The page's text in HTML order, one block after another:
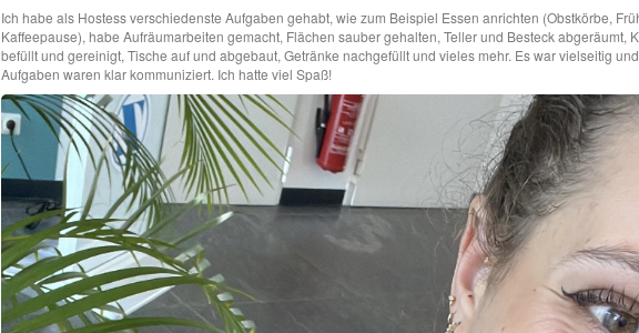
Ich habe als Hostess verschiedenste Aufgaben gehabt, wie zum Beispiel Essen anrichten (Obstkörbe,
Kaffeepause), habe Aufräumarbeiten gemacht, Flächen sauber gehalten, Teller und Besteck abgeräumt,
befüllt und gereinigt, Tische auf und abgebaut, Getränke nachgefüllt und vieles mehr. Es war vielseitig
Aufgaben waren klar kommuniziert. Ich hatte viel Spaß!